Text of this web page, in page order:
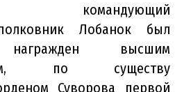
командующий
Лобанок был
награжден высшим
по существу
Суворова первой